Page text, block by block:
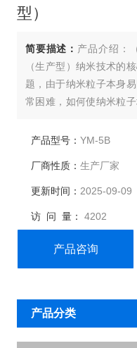
型）
简要描述： 产品介绍：
（生产型）纳米技术的
题，由于纳米粒子本身
常困难，如何使纳米粒
产品型号： YM-5B
厂商性质： 生产厂家
更新时间： 2025-09-09
访 问 量： 4202
产品咨询
产品分类